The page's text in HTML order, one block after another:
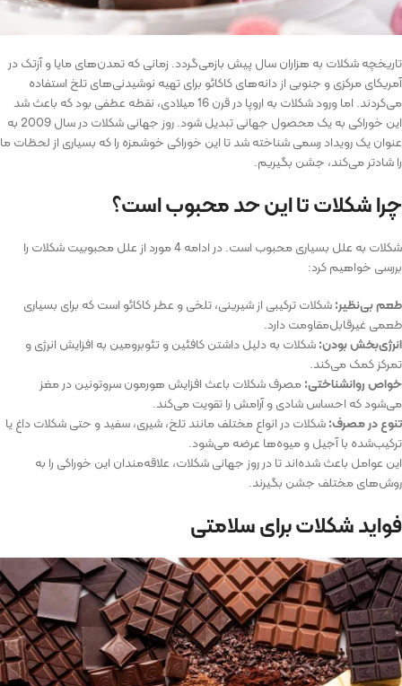
تاریخچه شکلات به هزاران سال پیش بازمی‌گردد. زمانی که تمدن‌های مایا و آزتک در
آمریکای مرکزی و جنوبی از دانه‌های کاکائو برای تهیه نوشیدنی‌های تلخ استفاده
می‌کردند. اما ورود شکلات به اروپا در قرن 16 میلادی، نقطه عطفی بود که باعث شد
این خوراکی به یک محصول جهانی تبدیل شود. روز جهانی شکلات در سال 2009 به
عنوان یک رویداد رسمی شناخته شد تا این خوراکی خوشمزه را که بسیاری از لحظات ما
را شادتر می‌کند، جشن بگیریم.
چرا شکلات تا این حد محبوب است؟
شکلات به علل بسیاری محبوب است. در ادامه 4 مورد از علل محبوبیت شکلات را
بررسی خواهیم کرد:
طعم بی‌نظیر:شکلات ترکیبی از شیرینی، تلخی و عطر کاکائو است که برای بسیاری
طعمی غیرقابل‌مقاومت دارد.
انرژی‌بخش بودن:شکلات به دلیل داشتن کافئین و تئوبرومین به افزایش انرژی و
تمرکز کمک می‌کند.
خواص روانشناختی:مصرف شکلات باعث افزایش هورمون سروتونین در مغز
می‌شود که احساس شادی و آرامش را تقویت می‌کند.
تنوع در مصرف:شکلات در انواع مختلف مانند تلخ، شیری، سفید و حتی شکلات داغ یا
ترکیب‌شده با آجیل و میوه‌ها عرضه می‌شود.
این عوامل باعث شده‌اند تا در روز جهانی شکلات، علاقه‌مندان این خوراکی را به
روش‌های مختلف جشن بگیرند.
فواید شکلات برای سلامتی